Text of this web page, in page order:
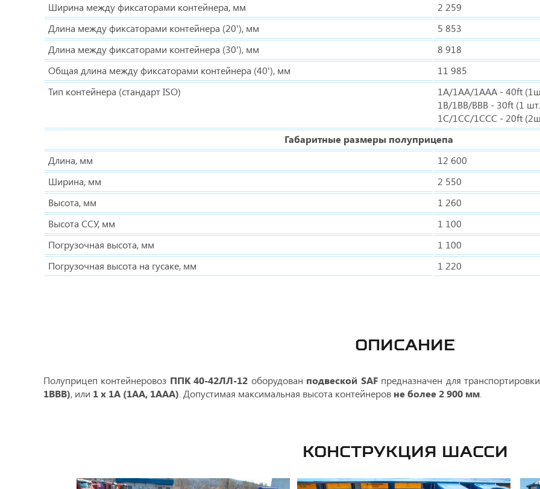
Ширина между фиксаторами контейнера, мм
2 259
Длина между фиксаторами контейнера (20'), мм
5 853
Длина между фиксаторами контейнера (30'), мм
8 918
Общая длина между фиксаторами контейнера (40'), мм
11 985
Тип контейнера (стандарт ISO)
1A/1AA/1ААА - 40ft
1B/1BB/ВВВ - 30ft (1
1C/1CC/1ССС - 20ft
Габаритные размеры полуприцепа
Длина, мм
12 600
Ширина, мм
2 550
Высота, мм
1 260
Высота ССУ, мм
1 100
Погрузочная высота, мм
1 100
Погрузочная высота на гусаке, мм
1 220
ОПИСАНИЕ
Полуприцеп контейнеровоз ППК 40-42ЛЛ-12 оборудован подвеской SAFпредназначен для
1ВВВ), или 1 х 1А (1АА, 1ААА) . Допустимая максимальная высота контейнеров не более 2 900 мм
КОНСТРУКЦИЯ ШАССИ